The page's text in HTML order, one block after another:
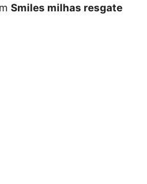
Smiles milhas resgate